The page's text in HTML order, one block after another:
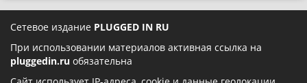
Сетевое издание PLUGGED IN RU
При использовании материалов активная ссылка на
pluggedin.ru обязательна